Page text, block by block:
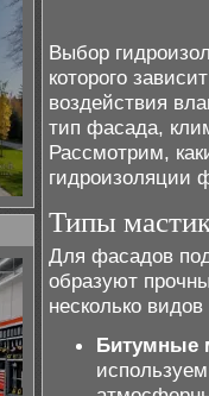
Выбор
которого
воздействия
тип фасада,
Рассмотрим,
гидроизоляции
Типы
Для фасадов
образуют
несколько
Битумные